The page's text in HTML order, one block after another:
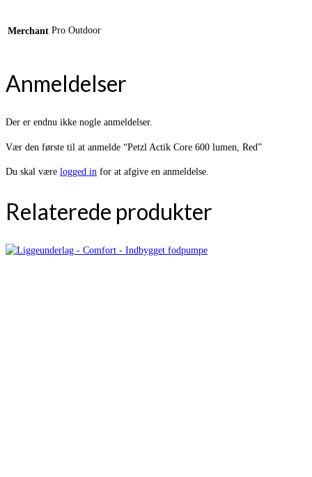
Merchant Pro Outdoor
Anmeldelser
Der er endnu ikke nogle anmeldelser.
Vær den første til at anmelde “Petzl Actik Core 600 lumen, Red”
Du skal være logged in for at afgive en anmeldelse.
Relaterede produkter